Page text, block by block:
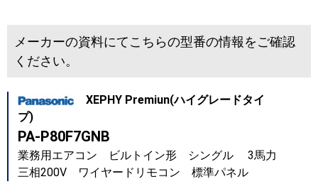
メーカーの資料にてこちらの型番の情報をご確認
ください。
XEPHY Premiun(ハイグレードタイ
プ)
PA-P80F7GNB
業務用エアコン ビルトイン形 シングル 3馬力
三相200V ワイヤードリモコン 標準パネル